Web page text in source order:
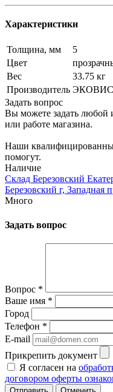
Характеристики
Толщина, мм
5
Цвет
Вес
33.75 кг
Производитель ЭКОВИС
Задать вопрос
Вы можете задать любой
или работе магазина.
Наши
помогут.
Наличие
Склад Березовский
Березовский г, Западная
Много
Задать вопрос
Вопрос *
Ваше имя *
Город
Телефон *
E-mail
Прикрепить документ
Я согласен на
договором оферты